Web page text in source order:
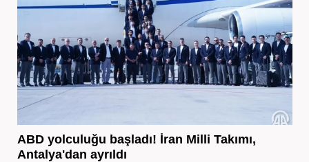
ABD yolculuğu başladı! İran Milli Takımı,
Antalya'dan ayrıldı